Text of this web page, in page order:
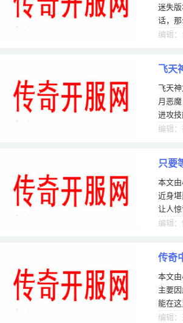
迷失
话，
是来
编辑
飞天
飞天
月恶
进攻
化运
编辑
只要
本文
近身
让人
后的
编辑
传奇
本文
主要
能在
想要
编辑